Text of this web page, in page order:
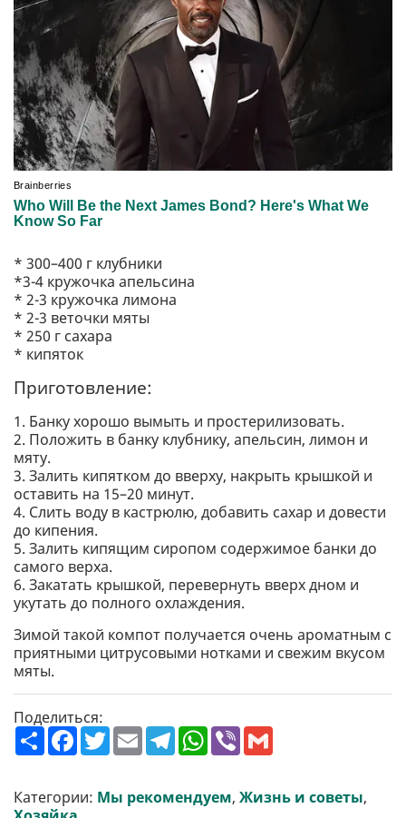
* 300–400 г клубники
*3-4 кружочка апельсина
* 2-3 кружочка лимона
* 2-3 веточки мяты
* 250 г сахара
* кипяток
Приготовление:
1. Банку хорошо вымыть и простерилизовать.
2. Положить в банку клубнику, апельсин, лимон и
мяту.
3. Залить кипятком до вверху, накрыть крышкой и
оставить на 15–20 минут.
4. Слить воду в кастрюлю, добавить сахар и довести
до кипения.
5. Залить кипящим сиропом содержимое банки до
самого верха.
6. Закатать крышкой, перевернуть вверх дном и
укутать до полного охлаждения.
Зимой такой компот получается очень ароматным с
приятными цитрусовыми нотками и свежим вкусом
мяты.
Поделиться:
П
о
р
и
F
a
b
o
T
w
t
e
E
m
l
T
e
g
r
W
h
s
A
V
r l
Категории: Мы рекомендуем, Жизнь и советы,